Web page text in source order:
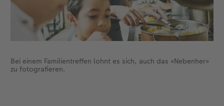
Bei einem Familientreffen lohnt es sich, auch das «Nebenher»
zu fotografieren.